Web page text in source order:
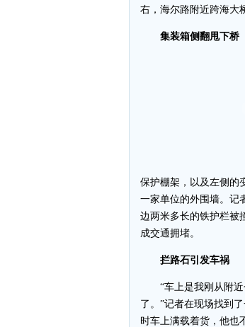
右，海尔路附近跨海大
集装箱侧翻甩下桥
保护棚架，以及左侧的
一家单位的外围墙。记
边两米多长的铁护栏被
成交通拥堵。
拦路石引发车祸
“车上是我刚从附近
了。”记者在现场找到
时车上满载着货，他也